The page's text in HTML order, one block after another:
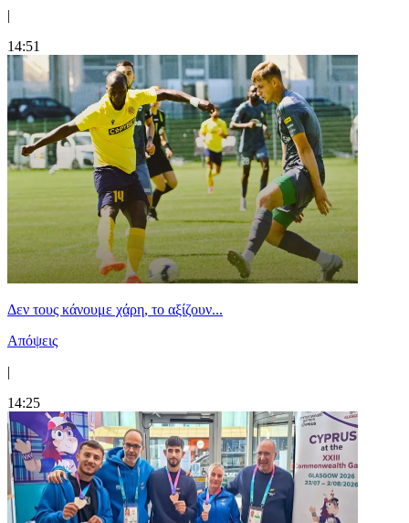
|
14:51
Δεν τους κάνουμε χάρη, το αξίζουν...
Απόψεις
|
14:25